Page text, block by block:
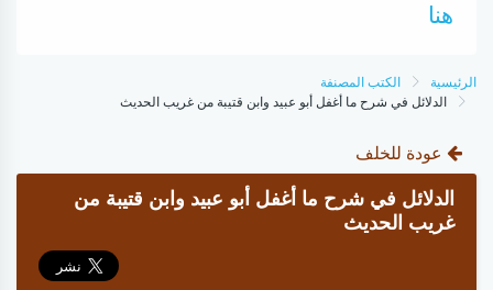
هنا
الرئيسية
الكتب المصنفة
الدلائل في شرح ما أغفل أبو عبيد وابن قتيبة من غريب الحديث
عودة للخلف
الدلائل في شرح ما أغفل أبو عبيد وابن قتيبة من
غريب الحديث